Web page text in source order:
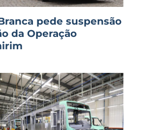
pede suspensão
da Operação